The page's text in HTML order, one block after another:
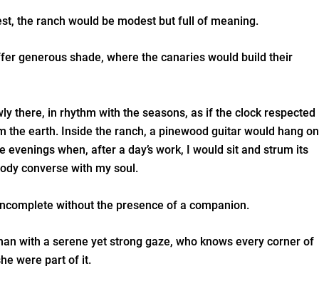
the ranch would be modest but full of meaning.
generous shade, where the canaries would build their
there, in rhythm with the seasons, as if the clock respected
the earth. Inside the ranch, a pinewood guitar would hang on
evenings when, after a day’s work, I would sit and strum its
converse with my soul.
without the presence of a companion.
with a serene yet strong gaze, who knows every corner of
were part of it.